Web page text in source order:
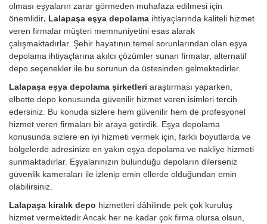
olması eşyaların zarar görmeden muhafaza edilmesi için
önemlidir. Lalapaşa eşya depolama ihtiyaçlarında kaliteli hizmet
veren firmalar müşteri memnuniyetini esas alarak
çalışmaktadırlar. Şehir hayatının temel sorunlarından olan eşya
depolama ihtiyaçlarına akılcı çözümler sunan firmalar, alternatif
depo seçenekler ile bu sorunun da üstesinden gelmektedirler.
Lalapaşa eşya depolama şirketleri araştırması yaparken,
elbette depo konusunda güvenilir hizmet veren isimleri tercih
edersiniz. Bu konuda sizlere hem güvenilir hem de profesyonel
hizmet veren firmaları bir araya getirdik. Eşya depolama
konusunda sizlere en iyi hizmeti vermek için, farklı boyutlarda ve
bölgelerde adresinize en yakın eşya depolama ve nakliye hizmeti
sunmaktadırlar. Eşyalarınızın bulunduğu depoların dilerseniz
güvenlik kameraları ile izlenip emin ellerde olduğundan emin
olabilirsiniz.
Lalapaşa kiralık depo hizmetleri dâhilinde pek çok kuruluş
hizmet vermektedir Ancak her ne kadar çok firma olursa olsun,